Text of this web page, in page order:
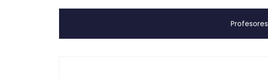
Profesores